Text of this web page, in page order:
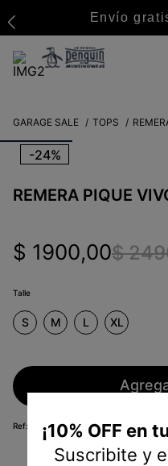
Envío
GARAGE SALE TOPS
-24%
REMERA PIQUE
$ 1900,00$
Talle
S M L XL
KM35034590
¡10% OFF en
Suscribite y